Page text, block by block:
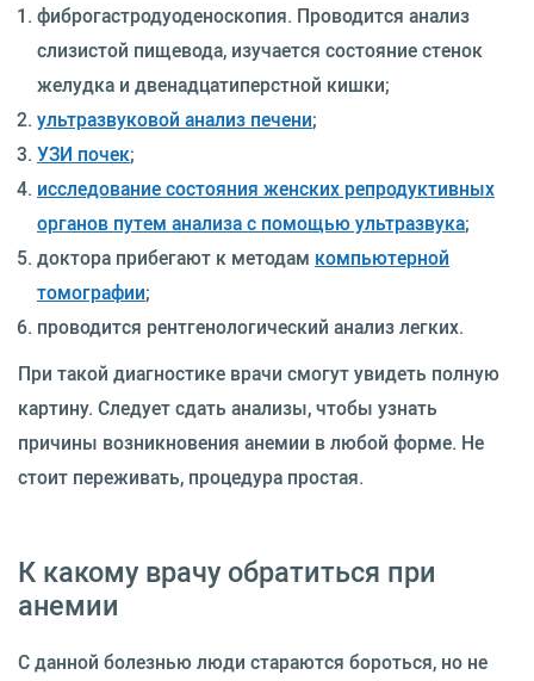
фиброгастродуоденоскопия. Проводится анализ
слизистой пищевода, изучается состояние стенок
желудка и двенадцатиперстной кишки;
ультразвуковой анализ печени;
УЗИ почек;
исследование состояния женских репродуктивных
органов путем анализа с помощью ультразвука;
доктора прибегают к методам компьютерной
томографии;
проводится рентгенологический анализ легких.
При такой диагностике врачи смогут увидеть полную
картину. Следует сдать анализы, чтобы узнать
причины возникновения анемии в любой форме. Не
стоит переживать, процедура простая.
К какому врачу обратиться при
анемии
С данной болезнью люди стараются бороться, но не